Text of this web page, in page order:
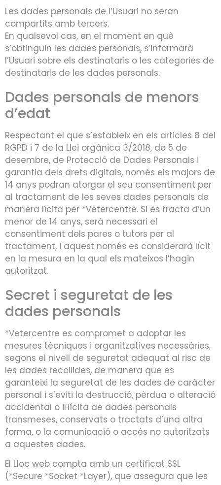
Les dades personals de l’Usuari no seran
compartits amb tercers.
En qualsevol cas, en el moment en què
s’obtinguin les dades personals, s’informarà
l’Usuari sobre els destinataris o les categories de
destinataris de les dades personals.
Dades personals de menors
d’edat
Respectant el que s’estableix en els articles 8 del
RGPD i 7 de la Llei orgànica 3/2018, de 5 de
desembre, de Protecció de Dades Personals i
garantia dels drets digitals, només els majors de
14 anys podran atorgar el seu consentiment per
al tractament de les seves dades personals de
manera lícita per *Vetercentre. Si es tracta d’un
menor de 14 anys, serà necessari el
consentiment dels pares o tutors per al
tractament, i aquest només es considerarà lícit
en la mesura en la qual els mateixos l’hagin
autoritzat.
Secret i seguretat de les
dades personals
*Vetercentre es compromet a adoptar les
mesures tècniques i organitzatives necessàries,
segons el nivell de seguretat adequat al risc de
les dades recollides, de manera que es
garanteixi la seguretat de les dades de caràcter
personal i s’eviti la destrucció, pèrdua o alteració
accidental o il·lícita de dades personals
transmeses, conservats o tractats d’una altra
forma, o la comunicació o accés no autoritzats
a aquestes dades.
El Lloc web compta amb un certificat SSL
(*Secure *Socket *Layer), que assegura que les